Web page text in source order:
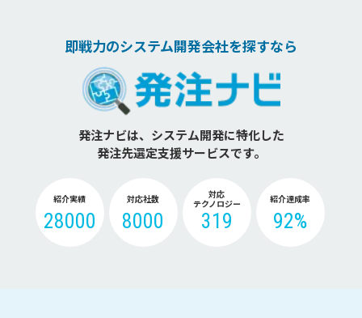
即戦力のシステム開発会社を探すなら
発注ナビは、システム開発に特化した
発注先選定支援サービスです。
紹介実績
28000
対応社数
8000
対応
テクノロジー
319
紹介達成率
92%